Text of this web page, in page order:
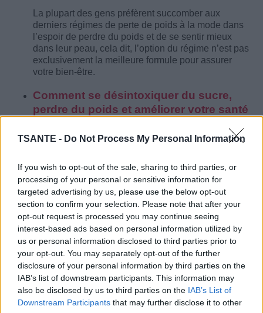
TSANTE - Do Not Process My Personal Information
If you wish to opt-out of the sale, sharing to third parties, or
processing of your personal or sensitive information for
targeted advertising by us, please use the below opt-out
section to confirm your selection. Please note that after your
opt-out request is processed you may continue seeing
interest-based ads based on personal information utilized by
us or personal information disclosed to third parties prior to
your opt-out. You may separately opt-out of the further
disclosure of your personal information by third parties on the
IAB’s list of downstream participants. This information may
also be disclosed by us to third parties on the IAB’s List of
Downstream Participants that may further disclose it to other
La plupart des gens préfèrent succomber aux
derniers régimes de perte de poids à la mode dans
l’espoir de perdre du poids et de se sentir mieux
dans leur peau, cela dit, l’option du régime n’est pas
exclusivement la meilleure formule pour assurer
votre bien-être.
Comment se désintoxiquer du sucre,
perdre du poids et améliorer votre santé
Lorsque le sucre est consommé, notre corps utilisent
autant qu'il a besoin pour stimuler l'énergie, et le
reste qui ne sont pas nécessaires, est stocké sous
forme de graisse. Le sucre est pas comme le naturel,
et il arrive à l'intestin du corps, réagissant à des